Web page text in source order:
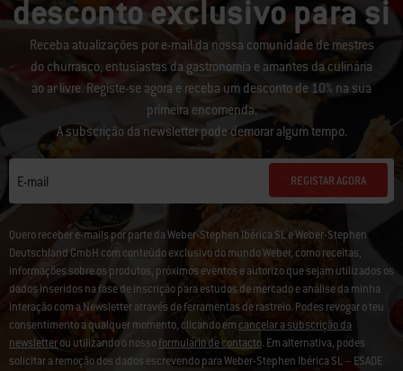
desconto exclusivo para si
Receba atualizações por e-mail da nossa comunidade de mestres
do churrasco, entusiastas da gastronomia e amantes da culinária
ao ar livre. Registe-se agora e receba um desconto de 10% na sua
primeira encomenda.
A subscrição da newsletter pode demorar algum tempo.
E-mail REGISTAR AGORA
Quero receber e-mails por parte da Weber-Stephen Ibérica SL e Weber-Stephen
Deutschland GmbH com conteúdo exclusivo do mundo Weber, como receitas,
informações sobre os produtos, próximos eventos e autorizo que sejam utilizados os
dados inseridos na fase de inscrição para estudos de mercado e análise da minha
interação com a Newsletter através de ferramentas de rastreio. Podes revogar o teu
consentimento a qualquer momento, clicando em cancelar a subscrição da
newsletterou utilizando o nossoformulário de contacto. Em alternativa, podes
solicitar a remoção dos dados escrevendo para Weber-Stephen Ibérica SL – ESADE